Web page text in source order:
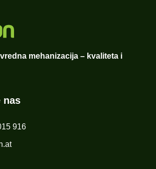
mehanizacija – kvaliteta i
nas
916